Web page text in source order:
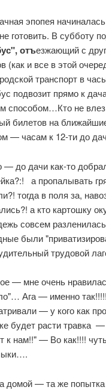
эпопея
готовить. В субботу
отъезжающий с
(как и все в этой
транспорт в
подвозит прямо к
способом…Кто не влез
билетов на
— часам к 12-ти до
— до дачи как-то
а пропалывать
тогда в поля за,
а кто картошку
совсем
были
трудовой
— мне очень
Ага — именно
— у кого как
будет расти травка
к нам!!" — Во как!!!!
домой — та же